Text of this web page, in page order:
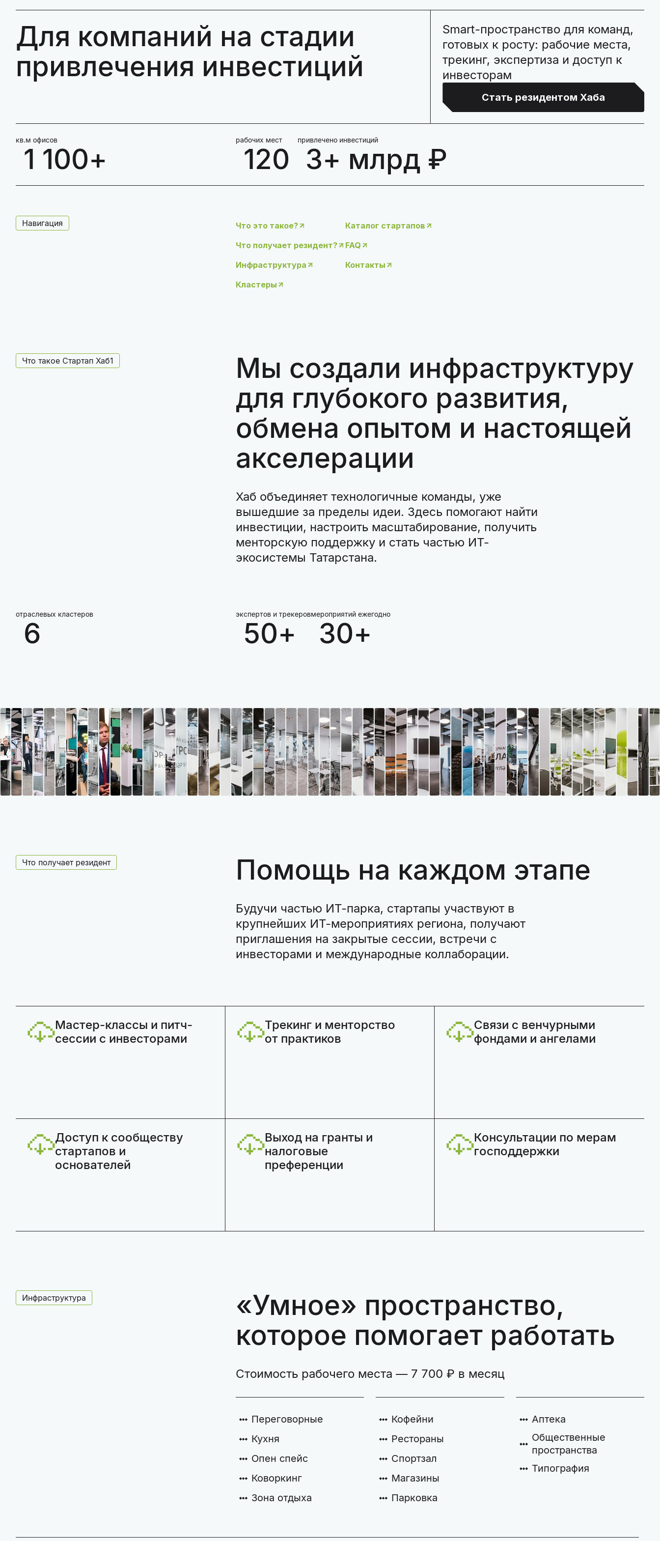
Для компаний на стадии
привлечения инвестиций
Smart-пространство для команд,
готовых к росту: рабочие места,
трекинг, экспертиза и доступ к
инвесторам
Стать резидентом Хаба
кв.м офисов
1 100+
рабочих мест
120
привлечено инвестиций
3+ млрд ₽
Навигация
Что это такое?
Что получает резидент?
Инфраструктура
Кластеры
Каталог стартапов
FAQ
Контакты
Что такое Стартап Хаб1
Мы создали инфраструктуру
для глубокого развития,
обмена опытом и настоящей
акселерации
Хаб объединяет технологичные команды, уже
вышедшие за пределы идеи. Здесь помогают найти
инвестиции, настроить масштабирование, получить
менторскую поддержку и стать частью ИТ-
экосистемы Татарстана.
отраслевых кластеров
6
экспертов и трекеров
50+
мероприятий ежегодно
30+
Что получает резидент Помощь на каждом этапе
Будучи частью ИТ-парка, стартапы участвуют в
крупнейших ИТ-мероприятиях региона, получают
приглашения на закрытые сессии, встречи с
инвесторами и международные коллаборации.
Мастер-классы и питч-
сессии с инвесторами
Трекинг и менторство
от практиков
Связи с венчурными
фондами и ангелами
Доступ к сообществу
стартапов и
основателей
Выход на гранты и
налоговые
преференции
Консультации по мерам
господдержки
Инфраструктура
«Умное» пространство,
которое помогает работать
Стоимость рабочего места — 7 700 ₽ в месяц
Переговорные
Кухня
Опен спейс
Коворкинг
Зона отдыха
Кофейни
Рестораны
Спортзал
Магазины
Парковка
Аптека
Общественные
пространства
Типография